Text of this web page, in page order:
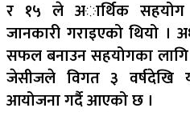
र १५ ले अार्थिक सहयोग
जानकारी गराइएको थियो ।
सफल बनाउन सहयोगका
जेसीजले विगत ३ वर्षदेखि
आयोजना गर्दै आएको छ ।